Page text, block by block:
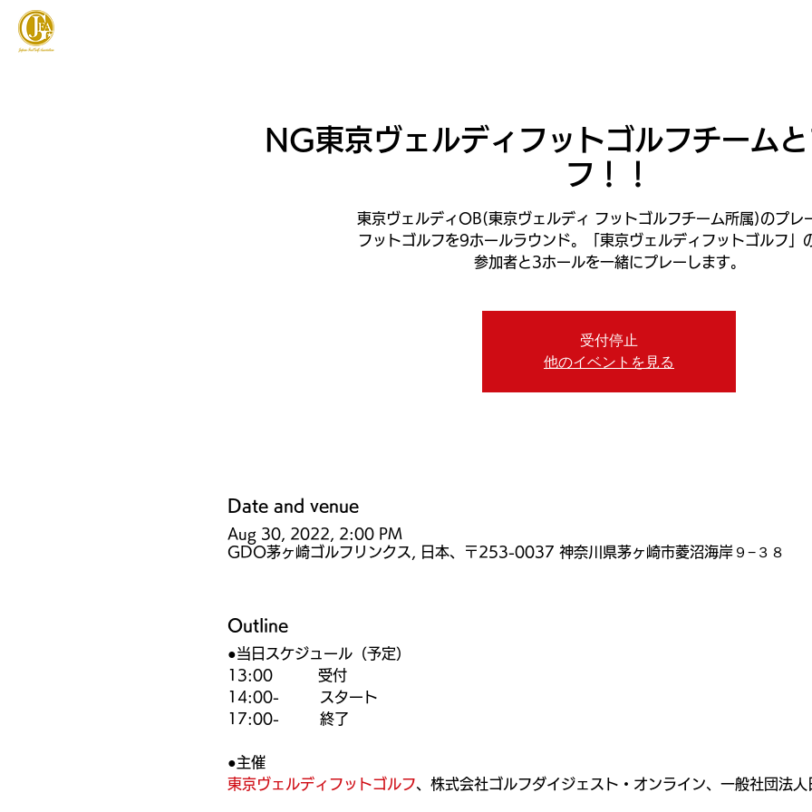
NG東京ヴェルディフットゴルフチーム
フ！！
東京ヴェルディOB(東京ヴェルディ フットゴルフチーム所属)のプレ
フットゴルフを9ホールラウンド。「東京ヴェルディフットゴルフ」
参加者と3ホールを一緒にプレーします。
受付停止
他のイベントを見る
Date and venue
Aug 30, 2022, 2:00 PM
GDO茅ヶ崎ゴルフリンクス, 日本、〒253-0037 神奈川県茅ヶ崎市菱沼海岸９−３８
Outline
●当日スケジュール（予定）
13:00 受付
14:00- スタート
17:00- 終了
●主催
東京ヴェルディフットゴルフ、株式会社ゴルフダイジェスト・オンライン、一般社団法